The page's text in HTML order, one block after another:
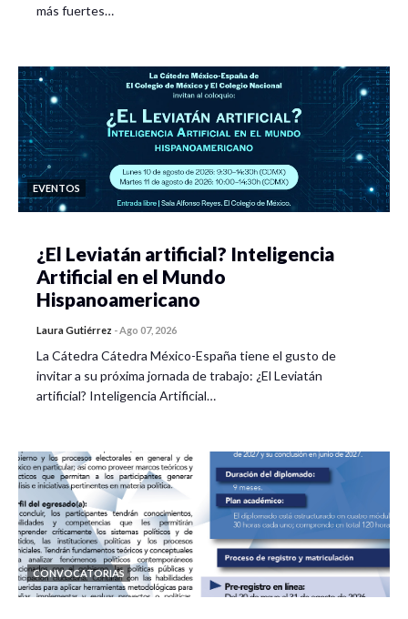
más fuertes…
EVENTOS
¿El Leviatán artificial? Inteligencia
Artificial en el Mundo
Hispanoamericano
Laura Gutiérrez - Ago 07, 2026
La Cátedra Cátedra México-España tiene el gusto de
invitar a su próxima jornada de trabajo: ¿El Leviatán
artificial? Inteligencia Artificial…
CONVOCATORIAS